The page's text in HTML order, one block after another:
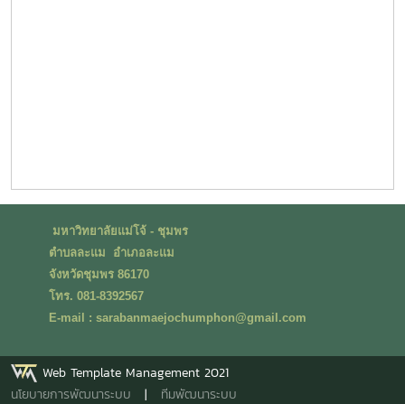
มหาวิทยาลัยแม่โจ้ - ชุมพร
ตำบลละแม อำเภอละแม
จังหวัดชุมพร 86170
โทร. 081-8392567
E-mail : sarabanmaejochumphon@gmail.com
Web Template Management 2021
นโยบายการพัฒนาระบบ | ทีมพัฒนาระบบ